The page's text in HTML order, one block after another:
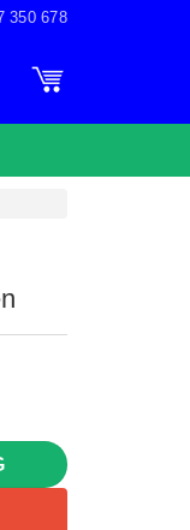
350 678
– Màu Đen số